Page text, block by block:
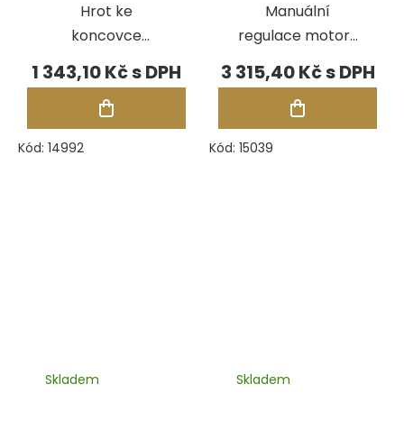
Hrot ke
koncovce
Foredom H.15
karbidový,
špičatý
1 343,10 Kč
Kód: 14992
Manuální
regulace motoru
Foredom
3 315,40 Kč
Kód: 15039
Skladem Skladem